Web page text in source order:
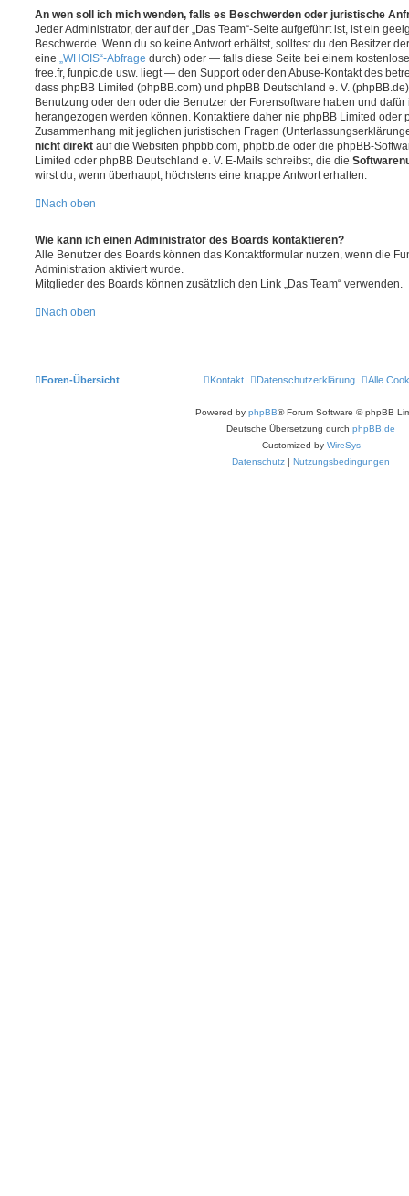
An wen soll ich mich wenden, falls es Beschwerden oder juristische
Jeder Administrator, der auf der „Das Team“-Seite aufgeführt ist, ist ein
Beschwerde. Wenn du so keine Antwort erhältst, solltest du den Besitzer
eine „WHOIS“-Abfrage durch) oder — falls diese Seite bei einem
free.fr, funpic.de usw. liegt — den Support oder den Abuse-Kontakt des
dass phpBB Limited (phpBB.com) und phpBB Deutschland e. V.
Benutzung oder den oder die Benutzer der Forensoftware haben und
herangezogen werden können. Kontaktiere daher nie phpBB Limited oder
Zusammenhang mit jeglichen juristischen Fragen
nicht direkt auf die Websiten phpbb.com, phpbb.de oder die phpBB-
Limited oder phpBB Deutschland e. V. E-Mails schreibst, die die
wirst du, wenn überhaupt, höchstens eine knappe Antwort erhalten.
Nach oben
Wie kann ich einen Administrator des Boards kontaktieren?
Alle Benutzer des Boards können das Kontaktformular nutzen, wenn die
Administration aktiviert wurde.
Mitglieder des Boards können zusätzlich den Link „Das Team“ verwenden.
Nach oben
Foren-Übersicht Alle
Datenschutzerklärung
Kontakt
Powered by phpBB® Forum Software © phpBB
Deutsche Übersetzung durch phpBB.de
Customized by WireSys
Datenschutz
Nutzungsbedingungen